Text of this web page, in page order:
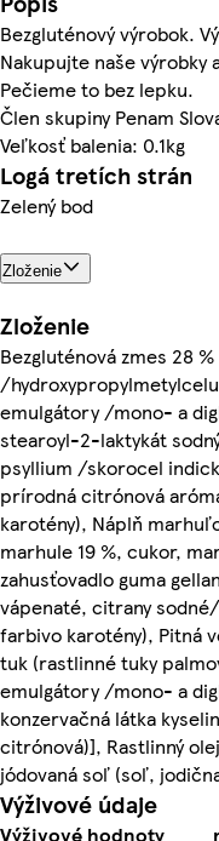
Bezgluténový výrobok.
Nakupujte naše výrobky
Pečieme to bez lepku.
Člen skupiny Penam
Veľkosť balenia: 0.1kg
Logá tretích strán
Zelený bod
Zloženie
Zloženie
Bezgluténová zmes 28
/
emulgátory /mono- a
stearoyl-2-laktykát
psyllium /skorocel
prírodná citrónová
karotény), Náplň
marhule 19 %, cukor,
zahusťovadlo guma
vápenaté, citrany
farbivo karotény), Pitná
tuk (rastlinné tuky
emulgátory /mono- a
konzervačná látka
citrónová)], Rastlinný
jódovaná soľ (soľ,
Výživové údaje
Výživové hodnoty